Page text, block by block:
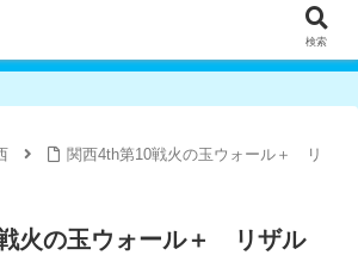
関西4th第10戦火の玉ウォール＋ リ
火の玉ウォール＋ リザル
検索